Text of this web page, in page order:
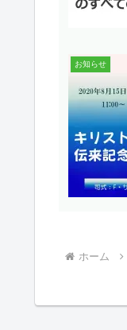
お知らせ
ホーム